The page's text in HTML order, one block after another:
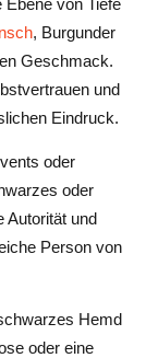
Ebene von Tiefe
, Burgunder
Geschmack.
und
Eindruck.
oder
oder
Autorität und
Person von
Hemd
oder eine